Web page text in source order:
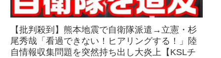
【批判殺到】熊本地震で自衛隊派遣→立憲・杉
尾秀哉「看過できない！ヒアリングする！」陸
自情報収集問題を突然持ち出し大炎上【KSLチ